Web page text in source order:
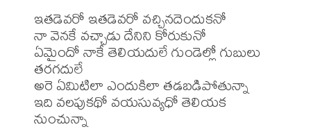
ఇతడెవరో ఇతడెవరో వచ్చినదెందుకనో
నా వెనకే వచ్చాడు దేనిని కోరుకునో
ఏమైందో నాకే తెలియదులే గుండెల్లో గుబులు
తరగదులే
అరె ఏమిటిలా ఎందుకిలా తడబడిపోతున్నా
ఇది వలపుకథో వయసువ్యధో తెలియక
నుంచున్నా